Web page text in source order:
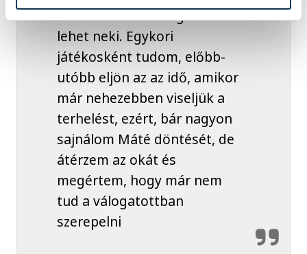
kézilabdázás mindig hálás
lehet neki. Egykori
játékosként tudom, előbb-
utóbb eljön az az idő, amikor
már nehezebben viseljük a
terhelést, ezért, bár nagyon
sajnálom Máté döntését, de
átérzem az okát és
megértem, hogy már nem
tud a válogatottban
szerepelni